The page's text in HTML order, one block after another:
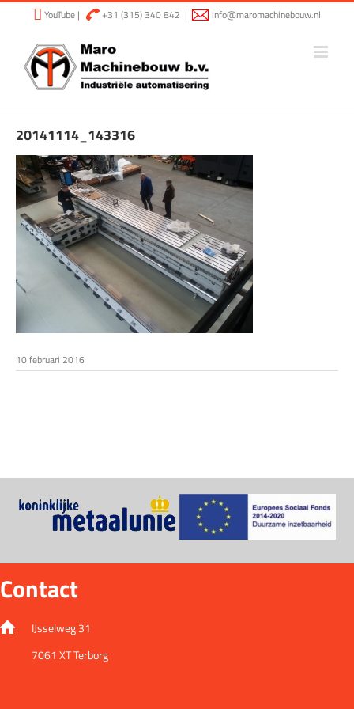
Ga
YouTube | +31 (315) 340 842 | info@maromachinebouw.nl
20141114_143316
10 februari 2016
Contact
IJsselweg 31
7061 XT Terborg